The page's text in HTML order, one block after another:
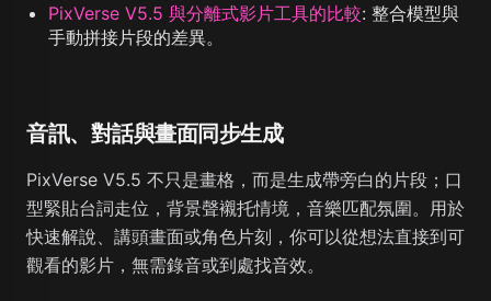
PixVerse V5.5 與分離式影片工具的比較: 整合模型與
手動拼接片段的差異。
音訊、對話與畫面同步生成
PixVerse V5.5 不只是畫格，而是生成帶旁白的片段；口
型緊貼台詞走位，背景聲襯托情境，音樂匹配氛圍。用於
快速解說、講頭畫面或角色片刻，你可以從想法直接到可
觀看的影片，無需錄音或到處找音效。